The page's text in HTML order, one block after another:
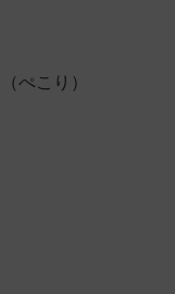
ぺこり）